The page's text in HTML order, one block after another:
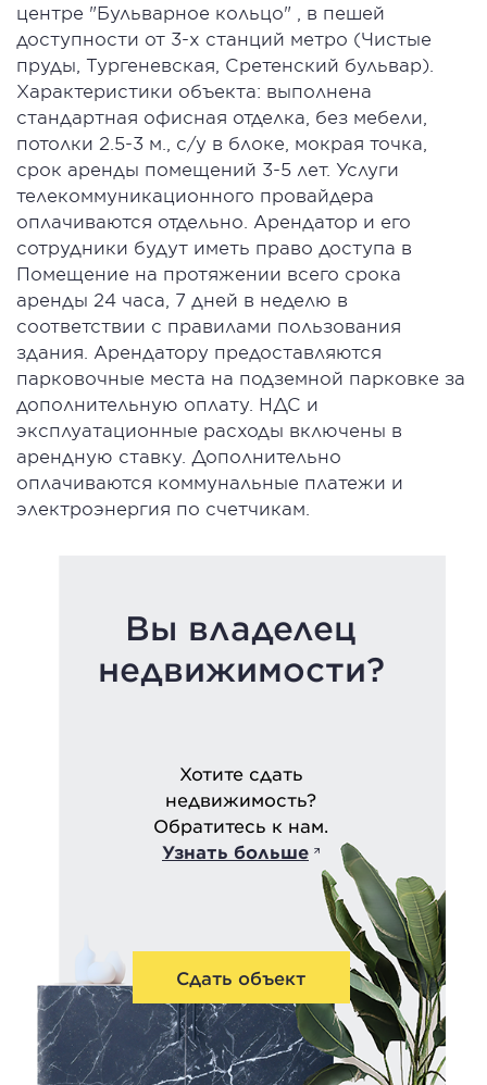
центре "Бульварное кольцо" , в пешей
доступности от 3-х станций метро (Чистые
пруды, Тургеневская, Сретенский бульвар).
Характеристики объекта: выполнена
стандартная офисная отделка, без мебели,
потолки 2.5-3 м., с/у в блоке, мокрая точка,
срок аренды помещений 3-5 лет. Услуги
телекоммуникационного провайдера
оплачиваются отдельно. Арендатор и его
сотрудники будут иметь право доступа в
Помещение на протяжении всего срока
аренды 24 часа, 7 дней в неделю в
соответствии с правилами пользования
здания. Арендатору предоставляются
парковочные места на подземной парковке за
дополнительную оплату. НДС и
эксплуатационные расходы включены в
арендную ставку. Дополнительно
оплачиваются коммунальные платежи и
электроэнергия по счетчикам.
Вы владелец
недвижимости?
Хотите сдать
недвижимость?
Обратитесь к нам.
Узнать больше
Сдать объект